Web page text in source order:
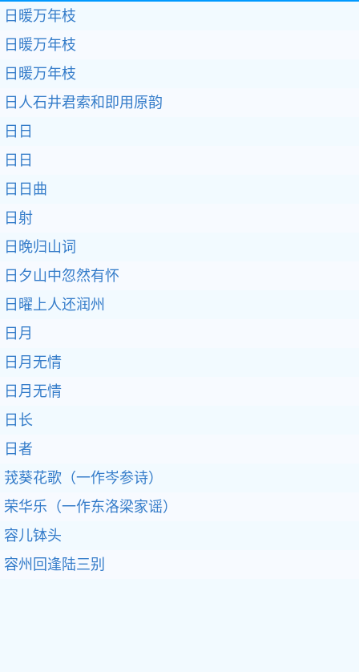
日暖万年枝
日暖万年枝
日暖万年枝
日人石井君索和即用原韵
日日
日日
日日曲
日射
日晚归山词
日夕山中忽然有怀
日曜上人还润州
日月
日月无情
日月无情
日长
日者
茙葵花歌（一作岑参诗）
荣华乐（一作东洛梁家谣）
容儿钵头
容州回逢陆三别